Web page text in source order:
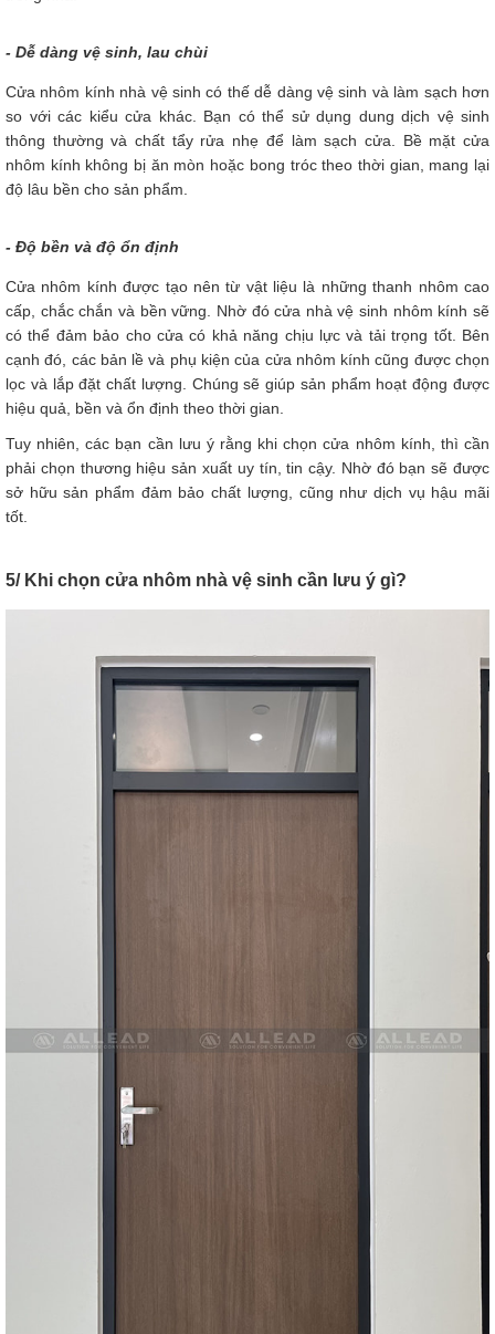
- Dễ dàng vệ sinh, lau chùi
Cửa nhôm kính nhà vệ sinh có thế dễ dàng vệ sinh và làm sạch hơn
so với các kiểu cửa khác. Bạn có thể sử dụng dung dịch vệ sinh
thông thường và chất tẩy rửa nhẹ để làm sạch cửa. Bề mặt cửa
nhôm kính không bị ăn mòn hoặc bong tróc theo thời gian, mang lại
độ lâu bền cho sản phẩm.
- Độ bền và độ ổn định
Cửa nhôm kính được tạo nên từ vật liệu là những thanh nhôm cao
cấp, chắc chắn và bền vững. Nhờ đó cửa nhà vệ sinh nhôm kính sẽ
có thể đảm bảo cho cửa có khả năng chịu lực và tải trọng tốt. Bên
cạnh đó, các bản lề và phụ kiện của cửa nhôm kính cũng được chọn
lọc và lắp đặt chất lượng. Chúng sẽ giúp sản phẩm hoạt động được
hiệu quả, bền và ổn định theo thời gian.
Tuy nhiên, các bạn cần lưu ý rằng khi chọn cửa nhôm kính, thì cần
phải chọn thương hiệu sản xuất uy tín, tin cậy. Nhờ đó bạn sẽ được
sở hữu sản phẩm đảm bảo chất lượng, cũng như dịch vụ hậu mãi
tốt.
5/ Khi chọn cửa nhôm nhà vệ sinh cần lưu ý gì?